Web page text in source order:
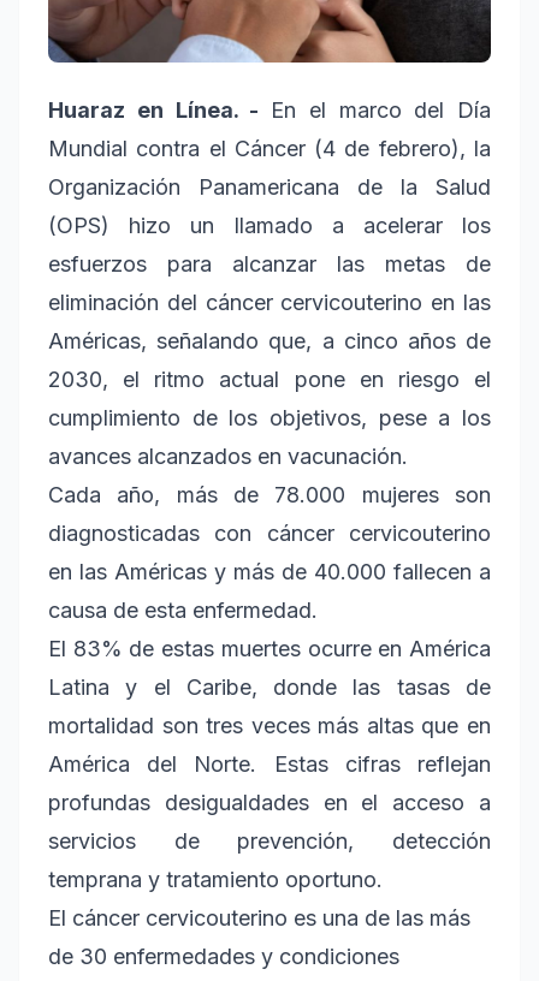
Huaraz en Línea. - En el marco del Día
Mundial contra el Cáncer (4 de febrero), la
Organización Panamericana de la Salud
(OPS) hizo un llamado a acelerar los
esfuerzos para alcanzar las metas de
eliminación del cáncer cervicouterino en las
Américas, señalando que, a cinco años de
2030, el ritmo actual pone en riesgo el
cumplimiento de los objetivos, pese a los
avances alcanzados en vacunación.
Cada año, más de 78.000 mujeres son
diagnosticadas con cáncer cervicouterino
en las Américas y más de 40.000 fallecen a
causa de esta enfermedad.
El 83% de estas muertes ocurre en América
Latina y el Caribe, donde las tasas de
mortalidad son tres veces más altas que en
América del Norte. Estas cifras reflejan
profundas desigualdades en el acceso a
servicios de prevención, detección
temprana y tratamiento oportuno.
El cáncer cervicouterino es una de las más
de 30 enfermedades y condiciones